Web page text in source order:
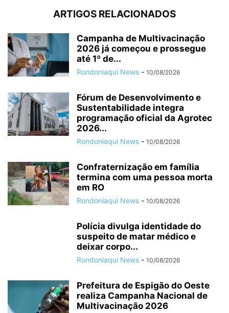
ARTIGOS RELACIONADOS
Campanha de Multivacinação
2026 já começou e prossegue
até 1º de...
Rondoniaqui News - 10/08/2026
Fórum de Desenvolvimento e
Sustentabilidade integra
programação oficial da Agrotec
2026...
Rondoniaqui News - 10/08/2026
Confraternização em família
termina com uma pessoa morta
em RO
Rondoniaqui News - 10/08/2026
Polícia divulga identidade do
suspeito de matar médico e
deixar corpo...
Rondoniaqui News - 10/08/2026
Prefeitura de Espigão do Oeste
realiza Campanha Nacional de
Multivacinação 2026